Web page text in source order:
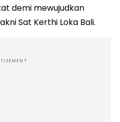
demi mewujudkan
Sat Kerthi Loka Bali.